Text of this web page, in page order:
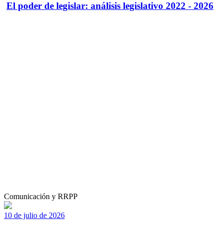
El poder de legislar: análisis legislativo 2022 - 2026
Comunicación y RRPP
10 de julio de 2026